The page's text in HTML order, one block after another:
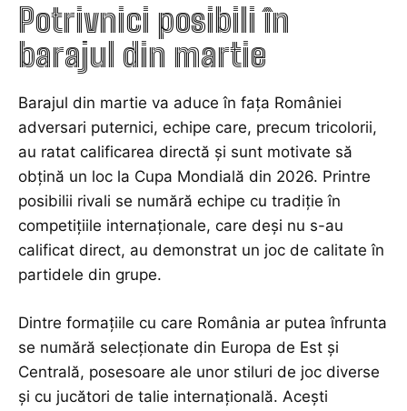
Potrivnici posibili în
barajul din martie
Barajul din martie va aduce în fața României
adversari puternici, echipe care, precum tricolorii,
au ratat calificarea directă și sunt motivate să
obțină un loc la Cupa Mondială din 2026. Printre
posibilii rivali se numără echipe cu tradiție în
competițiile internaționale, care deși nu s-au
calificat direct, au demonstrat un joc de calitate în
partidele din grupe.
Dintre formațiile cu care România ar putea înfrunta
se numără selecționate din Europa de Est și
Centrală, posesoare ale unor stiluri de joc diverse
și cu jucători de talie internațională. Acești